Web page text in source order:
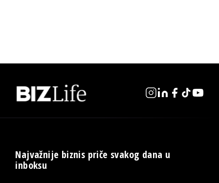
Najvažnije biznis priče svakog dana u
inboksu